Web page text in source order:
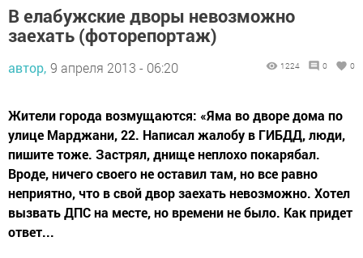
В елабужские дворы невозможно
заехать (фоторепортаж)
автор, 9 апреля 2013 - 06:20 1224 0 0
Жители города возмущаются: «Яма во дворе дома по
улице Марджани, 22. Написал жалобу в ГИБДД, люди,
пишите тоже. Застрял, днище неплохо покарябал.
Вроде, ничего своего не оставил там, но все равно
неприятно, что в свой двор заехать невозможно. Хотел
вызвать ДПС на месте, но времени не было. Как придет
ответ...